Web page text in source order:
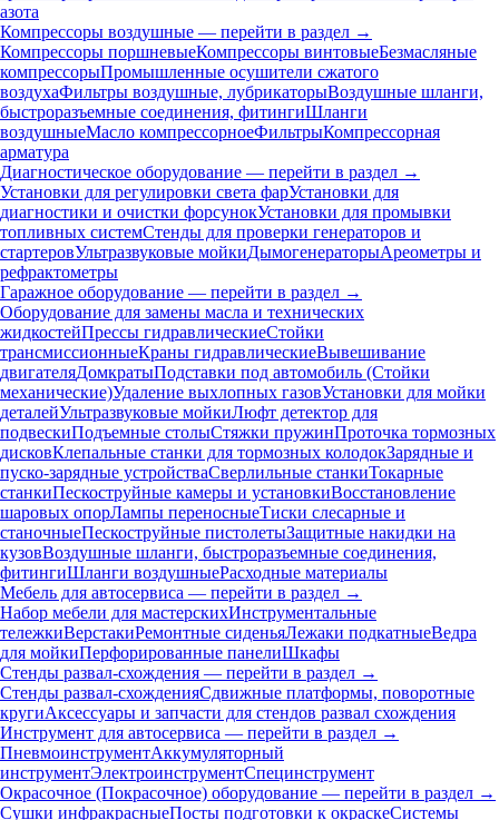
азота
Компрессоры воздушные — перейти в раздел →
Компрессоры поршневыеКомпрессоры винтовыеБезмасляные
компрессорыПромышленные осушители сжатого
воздухаФильтры воздушные, лубрикаторыВоздушные шланги,
быстроразъемные соединения, фитингиШланги
воздушныеМасло компрессорноеФильтрыКомпрессорная
арматура
Диагностическое оборудование — перейти в раздел →
Установки для регулировки света фарУстановки для
диагностики и очистки форсунокУстановки для промывки
топливных системСтенды для проверки генераторов и
стартеровУльтразвуковые мойкиДымогенераторыАреометры и
рефрактометры
Гаражное оборудование — перейти в раздел →
Оборудование для замены масла и технических
жидкостейПрессы гидравлическиеСтойки
трансмиссионныеКраны гидравлическиеВывешивание
двигателяДомкратыПодставки под автомобиль (Стойки
механические)Удаление выхлопных газовУстановки для мойки
деталейУльтразвуковые мойкиЛюфт детектор для
подвескиПодъемные столыСтяжки пружинПроточка тормозных
дисковКлепальные станки для тормозных колодокЗарядные и
пуско-зарядные устройстваСверлильные станкиТокарные
станкиПескоструйные камеры и установкиВосстановление
шаровых опорЛампы переносныеТиски слесарные и
станочныеПескоструйные пистолетыЗащитные накидки на
кузовВоздушные шланги, быстроразъемные соединения,
фитингиШланги воздушныеРасходные материалы
Мебель для автосервиса — перейти в раздел →
Набор мебели для мастерскихИнструментальные
тележкиВерстакиРемонтные сиденьяЛежаки подкатныеВедра
для мойкиПерфорированные панелиШкафы
Стенды развал-схождения — перейти в раздел →
Стенды развал-схожденияСдвижные платформы, поворотные
кругиАксессуары и запчасти для стендов развал схождения
Инструмент для автосервиса — перейти в раздел →
ПневмоинструментАккумуляторный
инструментЭлектроинструментСпецинструмент
Окрасочное (Покрасочное) оборудование — перейти в раздел →
Сушки инфракрасныеПосты подготовки к окраскеСистемы